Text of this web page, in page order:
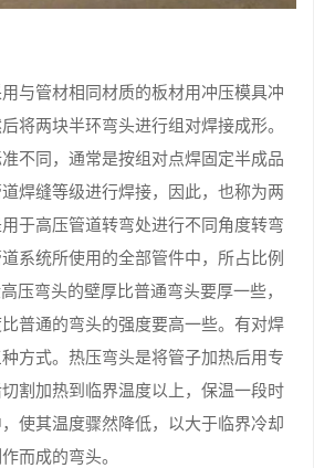
与管材相同材质的板材用冲压模具冲
将两块半环弯头进行组对焊接成形。
不同，通常是按组对点焊固定半成品
焊缝等级进行焊接，因此，也称为两
于高压管道转弯处进行不同角度转弯
系统所使用的全部管件中，所占比例
压弯头的壁厚比普通弯头要厚一些，
普通的弯头的强度要高一些。有对焊
方式。热压弯头是将管子加热后用专
割加热到临界温度以上，保温一段时
使其温度骤然降低，以大于临界冷却
而成的弯头。